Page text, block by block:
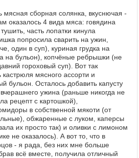
мясная сборная солянка, вкуснючая -
оказалось 4 вида мяса: говядина
часть лопатки кинула
попросила сварить на ужин,
один в суп), куриная грудка на
на бульон), копчёные ребрышки (не
гороховый суп). Вот так
мясного ассорти и
бульон. Осталось добавить капусту
ужина (раньше никогда не
рецепт с картошкой),
в собственной мякоти (от
обжаренные с луком, каперсы
их просто так) и оливки с лимоном
не оказалось). А вот то, что в
- я рада, без них мне больше
всё вместе, получила отличный